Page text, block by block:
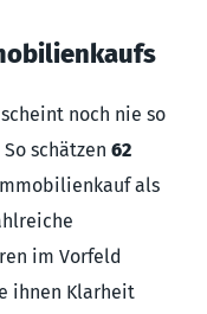
noch nie so
schätzen 62
als
im Vorfeld
ihnen Klarheit